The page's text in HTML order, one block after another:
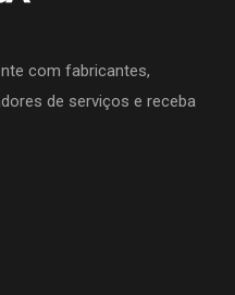
com fabricantes,
de serviços e receba